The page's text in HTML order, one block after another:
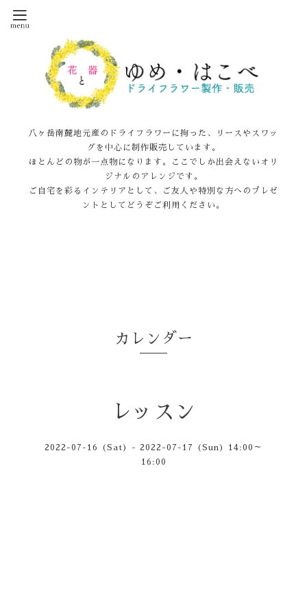
八ヶ岳南麓地元産のドライフラワーに拘った、リースやスワッ
グを中心に制作販売しています。
ほとんどの物が一点物になります。ここでしか出会えないオリ
ジナルのアレンジです。
ご自宅を彩るインテリアとして、ご友人や特別な方へのプレゼ
ントとしてどうぞご利用ください。
カレンダー
レッスン
2022-07-16 (Sat) - 2022-07-17 (Sun) 14:00～
16:00